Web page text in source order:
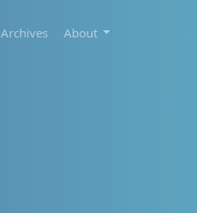
Archives About